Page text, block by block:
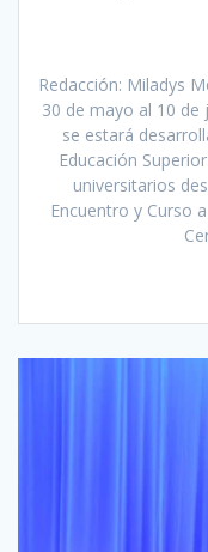
Redacción: Miladys
30 de mayo al 10 de
se estará
Educación
universitarios
Encuentro y Curso